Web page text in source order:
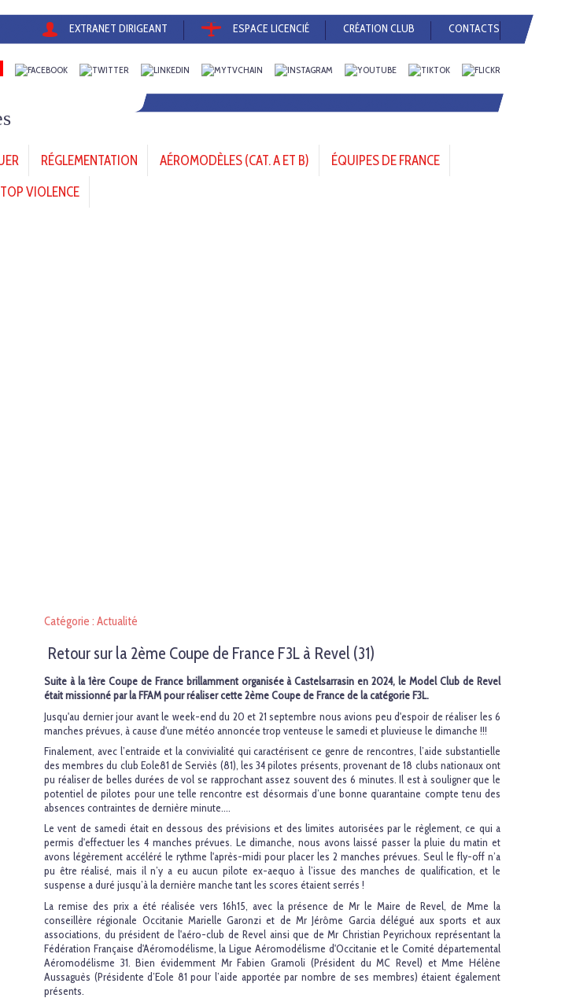
EXTRANET DIRIGEANT ESPACE LICENCIÉ CRÉATION CLUB CONTACTS
RÉGLEMENTATION AÉROMODÈLES (CAT. A ET B)
ÉQUIPES DE FRANCE
VIOLENCE
Catégorie : Actualité
Retour sur la 2ème Coupe de France F3L à Revel (31)
Suite à la 1ère Coupe de France brillamment organisée à Castelsarrasin en 2024, le Model Club de Revel
était missionné par la FFAM pour réaliser cette 2ème Coupe de France de la catégorie F3L.
Jusqu'au dernier jour avant le week-end du 20 et 21 septembre nous avions peu d'espoir de réaliser les 6
manches prévues, à cause d'une météo annoncée trop venteuse le samedi et pluvieuse le dimanche !!!
Finalement, avec l’entraide et la convivialité qui caractérisent ce genre de rencontres, l’aide substantielle
des membres du club Eole81 de Serviès (81), les 34 pilotes présents, provenant de 18 clubs nationaux ont
pu réaliser de belles durées de vol se rapprochant assez souvent des 6 minutes. Il est à souligner que le
potentiel de pilotes pour une telle rencontre est désormais d’une bonne quarantaine compte tenu des
absences contraintes de dernière minute….
Le vent de samedi était en dessous des prévisions et des limites autorisées par le règlement, ce qui a
permis d'effectuer les 4 manches prévues. Le dimanche, nous avons laissé passer la pluie du matin et
avons légèrement accéléré le rythme l'après-midi pour placer les 2 manches prévues. Seul le fly-off n’a
pu être réalisé, mais il n’y a eu aucun pilote ex-aequo à l’issue des manches de qualification, et le
suspense a duré jusqu’à la dernière manche tant les scores étaient serrés !
La remise des prix a été réalisée vers 16h15, avec la présence de Mr le Maire de Revel, de Mme la
conseillère régionale Occitanie Marielle Garonzi et de Mr Jérôme Garcia délégué aux sports et aux
associations, du président de l'aéro-club de Revel ainsi que de Mr Christian Peyrichoux représentant la
Fédération Française d'Aéromodélisme, la Ligue Aéromodélisme d'Occitanie et le Comité départemental
Aéromodélisme 31. Bien évidemment Mr Fabien Gramoli (Président du MC Revel) et Mme Hélène
Aussaguès (Présidente d’Eole 81 pour l’aide apportée par nombre de ses membres) étaient également
présents.